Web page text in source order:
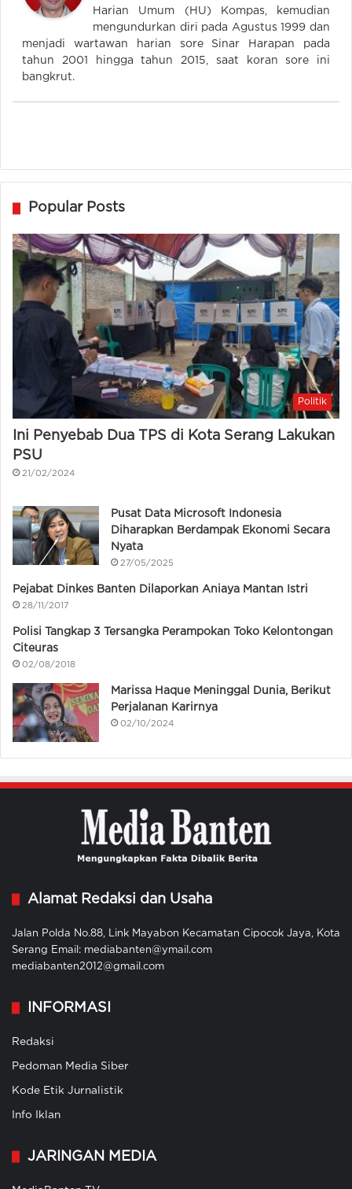
Harian Umum (HU) Kompas, kemudian
mengundurkan diri pada Agustus 1999 dan
menjadi wartawan harian sore Sinar Harapan pada
tahun 2001 hingga tahun 2015, saat koran sore ini
bangkrut.
Popular Posts
Politik
Ini Penyebab Dua TPS di Kota Serang Lakukan
PSU
21/02/2024
Pusat Data Microsoft Indonesia
Diharapkan Berdampak Ekonomi Secara
Nyata
27/05/2025
Pejabat Dinkes Banten Dilaporkan Aniaya Mantan Istri
28/11/2017
Polisi Tangkap 3 Tersangka Perampokan Toko Kelontongan
Citeuras
02/08/2018
Marissa Haque Meninggal Dunia, Berikut
Perjalanan Karirnya
02/10/2024
Alamat Redaksi dan Usaha
Jalan Polda No.88, Link Mayabon Kecamatan Cipocok Jaya, Kota
Serang Email: mediabanten@ymail.com
mediabanten2012@gmail.com
INFORMASI
Redaksi
Pedoman Media Siber
Kode Etik Jurnalistik
Info Iklan
JARINGAN MEDIA